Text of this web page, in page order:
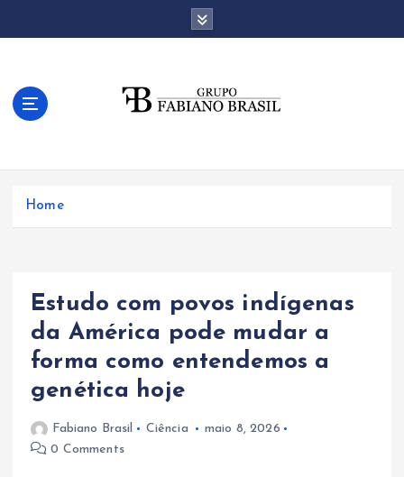
Home
Estudo com povos indígenas
da América pode mudar a
forma como entendemos a
genética hoje
Fabiano Brasil Ciência
maio 8, 2026
0 Comments